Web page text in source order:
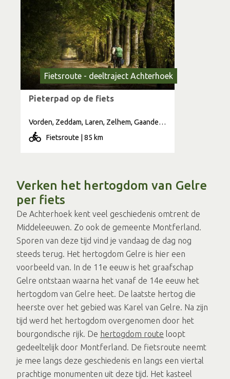
Fietsroute - deeltraject Achterhoek
Pieterpad op de fiets
Vorden, Zeddam, Laren, Zelhem, Gaanderen, Braamt, Elten, Varssel
Fietsroute | 85 km
Verken het hertogdom van Gelre
per fiets
De Achterhoek kent veel geschiedenis omtrent de
Middeleeuwen. Zo ook de gemeente Montferland.
Sporen van deze tijd vind je vandaag de dag nog
steeds terug. Het hertogdom Gelre is hier een
voorbeeld van. In de 11e eeuw is het graafschap
Gelre ontstaan waarna het vanaf de 14e eeuw het
hertogdom van Gelre heet. De laatste hertog die
heerste over het gebied was Karel van Gelre. Na zijn
tijd werd het hertogdom overgenomen door het
bourgondische rijk. De hertogdom route loopt
gedeeltelijk door Montferland. De fietsroute neemt
je mee langs deze geschiedenis en langs een viertal
prachtige monumenten uit deze tijd. Het kasteel